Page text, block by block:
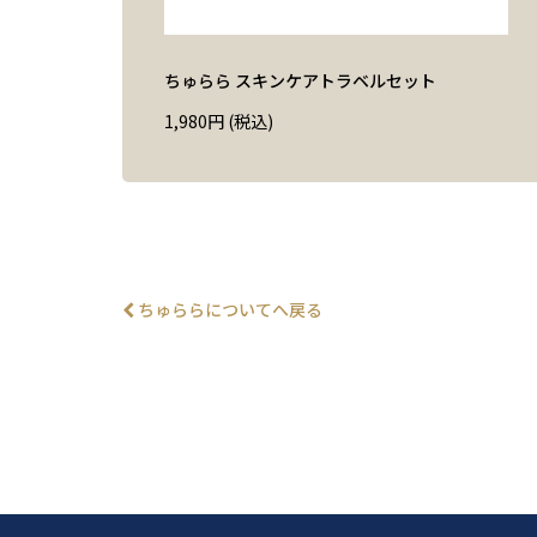
ちゅらら スキンケアトラベルセット
1,980円 (税込)
ちゅららについてへ戻る